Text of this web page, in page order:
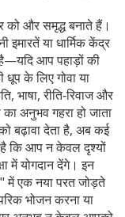
और समृद्ध बनाते हैं।
इमारतें या धार्मिक केंद्र
आप पहाड़ों की
धूप के लिए गोवा या
, भाषा, रीति‑रिवाज और
अनुभव गहरा हो जाता
बढ़ावा देता है, अब कई
है कि आप न केवल दृश्यों
में योगदान देंगे। इन
में एक नया परत जोड़ते
भोजन करना या